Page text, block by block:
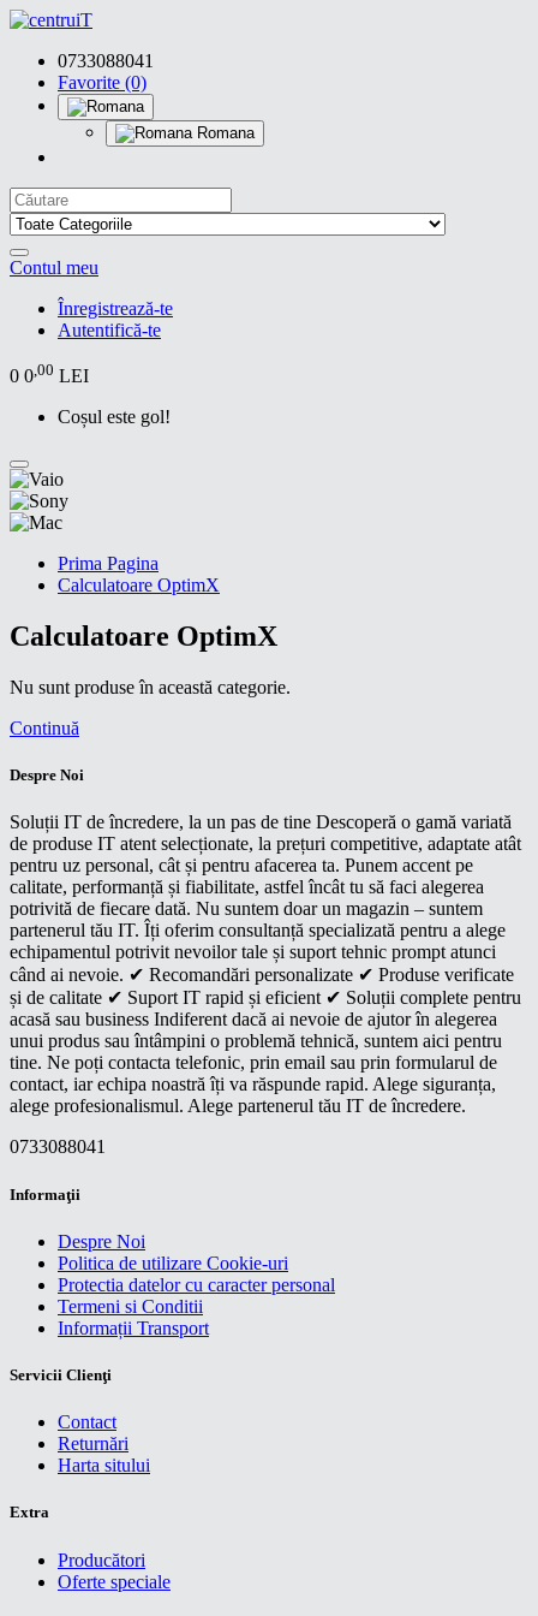
0733088041
Favorite (0)
Romana
Contul meu
Înregistrează-te
Autentifică-te
0 0,00 LEI
Coșul este gol!
Prima Pagina
Calculatoare OptimX
Calculatoare OptimX
Nu sunt produse în această categorie.
Continuă
Despre Noi
Soluții IT de încredere, la un pas de tine Descoperă o gamă variată
de produse IT atent selecționate, la prețuri competitive, adaptate atât
pentru uz personal, cât și pentru afacerea ta. Punem accent pe
calitate, performanță și fiabilitate, astfel încât tu să faci alegerea
potrivită de fiecare dată. Nu suntem doar un magazin – suntem
partenerul tău IT. Îți oferim consultanță specializată pentru a alege
echipamentul potrivit nevoilor tale și suport tehnic prompt atunci
când ai nevoie. ✔ Recomandări personalizate ✔ Produse verificate
și de calitate ✔ Suport IT rapid și eficient ✔ Soluții complete pentru
acasă sau business Indiferent dacă ai nevoie de ajutor în alegerea
unui produs sau întâmpini o problemă tehnică, suntem aici pentru
tine. Ne poți contacta telefonic, prin email sau prin formularul de
contact, iar echipa noastră îți va răspunde rapid. Alege siguranța,
alege profesionalismul. Alege partenerul tău IT de încredere.
0733088041
Informaţii
Despre Noi
Politica de utilizare Cookie-uri
Protectia datelor cu caracter personal
Termeni si Conditii
Informații Transport
Servicii Clienţi
Contact
Returnări
Harta sitului
Extra
Producători
Oferte speciale